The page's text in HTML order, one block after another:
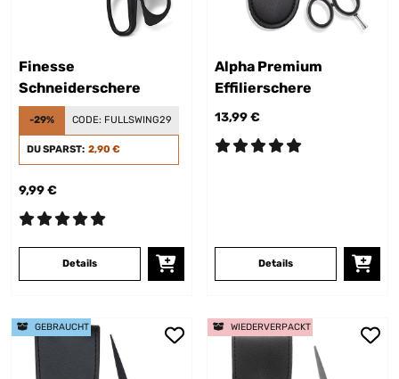
Finesse
Schneiderschere
-29% CODE: FULLSWING29
DU SPARST: 2,90 €
9,99 €
Details
Alpha Premium
Effilierschere
13,99 €
Details
GEBRAUCHT WIEDERVERPACKT